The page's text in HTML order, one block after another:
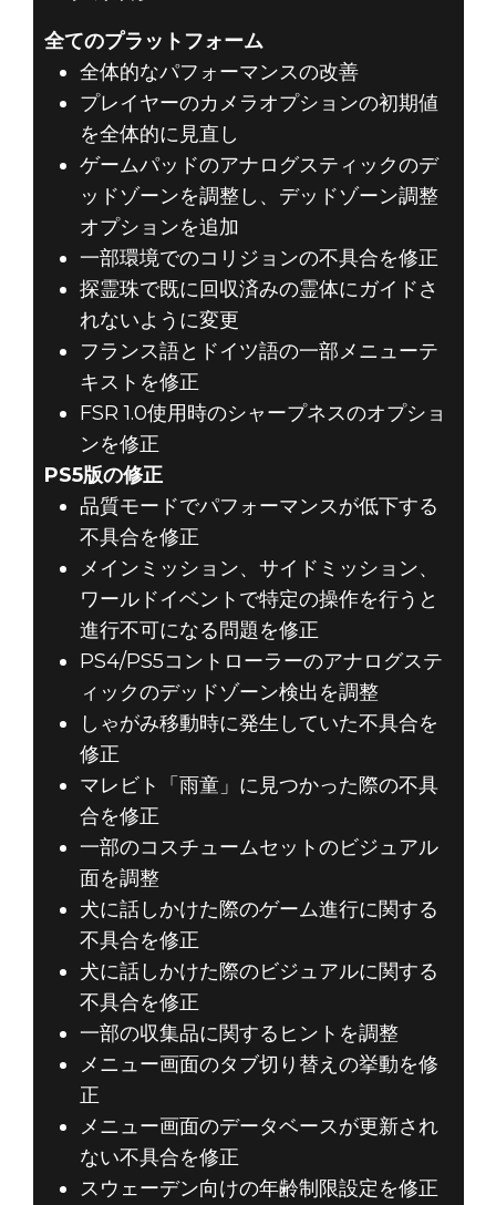
全てのプラットフォーム
全体的なパフォーマンスの改善
プレイヤーのカメラオプションの初期値
を全体的に見直し
ゲームパッドのアナログスティックのデ
ッドゾーンを調整し、デッドゾーン調整
オプションを追加
一部環境でのコリジョンの不具合を修正
探霊珠で既に回収済みの霊体にガイドさ
れないように変更
フランス語とドイツ語の一部メニューテ
キストを修正
FSR 1.0使用時のシャープネスのオプショ
ンを修正
PS5版の修正
品質モードでパフォーマンスが低下する
不具合を修正
メインミッション、サイドミッション、
ワールドイベントで特定の操作を行うと
進行不可になる問題を修正
PS4/PS5コントローラーのアナログステ
ィックのデッドゾーン検出を調整
しゃがみ移動時に発生していた不具合を
修正
マレビト「雨童」に見つかった際の不具
合を修正
一部のコスチュームセットのビジュアル
面を調整
犬に話しかけた際のゲーム進行に関する
不具合を修正
犬に話しかけた際のビジュアルに関する
不具合を修正
一部の収集品に関するヒントを調整
メニュー画面のタブ切り替えの挙動を修
正
メニュー画面のデータベースが更新され
ない不具合を修正
スウェーデン向けの年齢制限設定を修正